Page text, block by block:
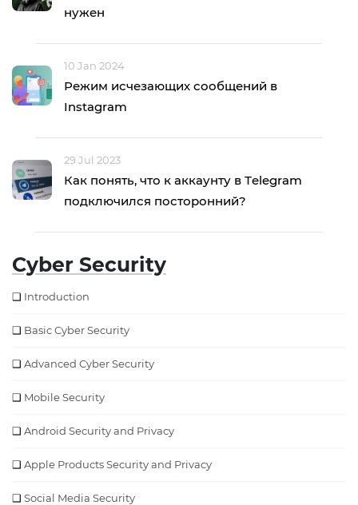
нужен
10 Jan 2024
Режим исчезающих сообщений в
Instagram
29 Jul 2023
Как понять, что к аккаунту в Тelegram
подключился посторонний?
Cyber Security
Introduction
Basic Cyber Security
Advanced Cyber Security
Mobile Security
Android Security and Privacy
Apple Products Security and Privacy
Social Media Security